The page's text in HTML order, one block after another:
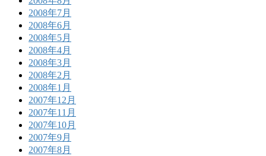
2008年7月
2008年6月
2008年5月
2008年4月
2008年3月
2008年2月
2008年1月
2007年12月
2007年11月
2007年10月
2007年9月
2007年8月